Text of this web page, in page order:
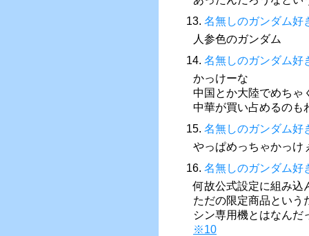
13. 名無しのガンダム好
人参色のガンダム
14. 名無しのガンダム好
かっけーな
中国とか大陸でめちゃ
中華が買い占めるのも
15. 名無しのガンダム好
やっぱめっちゃかっけ
16. 名無しのガンダム好
何故公式設定に組み込
ただの限定商品という
シン専用機とはなんだ
※10